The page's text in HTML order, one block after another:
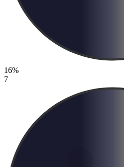
16%
7